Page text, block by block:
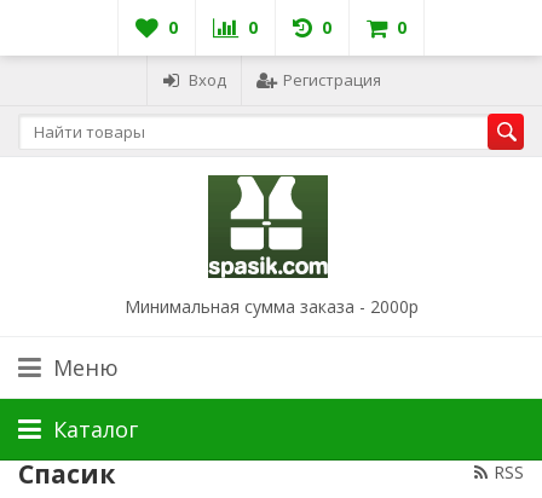
0 0 0 0
Вход Регистрация
Минимальная сумма заказа - 2000р
Меню
Каталог
RSS
Спасик